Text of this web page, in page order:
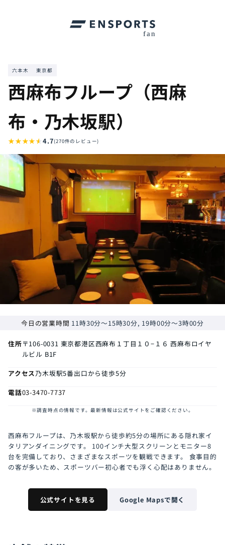
六本木 東京都
西麻布フループ（西麻
布・乃木坂駅）
★★★★★4.7(270件のレビュー)
今日の営業時間 11時30分～15時30分, 19時00分～3時00分
住所〒106-0031 東京都港区西麻布１丁目１０−１６ 西麻布ロイヤ
ルビル B1F
アクセス乃木坂駅5番出口から徒歩5分
電話03-3470-7737
※調査時点の情報です。最新情報は公式サイトをご確認ください。
西麻布フループは、乃木坂駅から徒歩約5分の場所にある隠れ家イ
タリアンダイニングです。 100インチ大型スクリーンとモニター8
台を完備しており、さまざまなスポーツを観戦できます。 食事目的
の客が多いため、スポーツバー初心者でも浮く心配はありません。
公式サイトを見る Google Mapsで開く